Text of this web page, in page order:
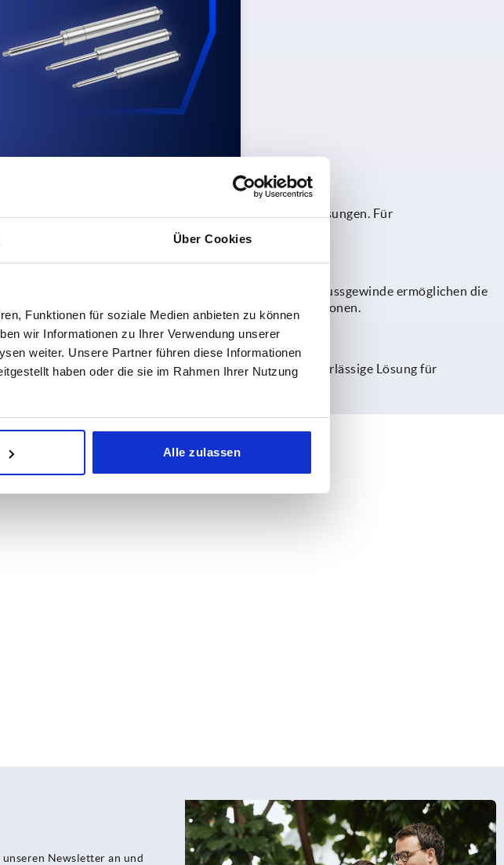
Über Cookies
Funktionen für soziale Medien anbieten zu können
wir Informationen zu Ihrer Verwendung unserer
weiter. Unsere Partner führen diese Informationen
haben oder die sie im Rahmen Ihrer Nutzung
Alle zulassen
eignet sich besonders für wirtschaftliche Industrielösungen. Für
1.4301 und Kolbenstange aus Edelstahl 1.4305 an.
erhältlich. Beidseitige Anschlussgewinde ermöglichen die
die Integration in unterschiedlichste Konstruktionen.
Lebensdauer wartungsfrei. Damit bieten sie eine zuverlässige Lösung für
gefordert sind.
Newsletter an und